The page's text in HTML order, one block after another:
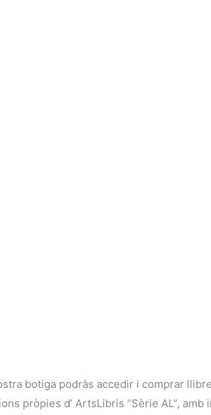
botiga podràs accedir i comprar
pròpies d’ ArtsLibris “Sèrie AL”,